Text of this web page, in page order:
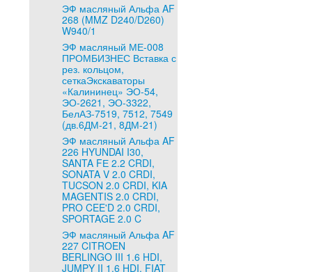
ЭФ масляный Альфа AF
268 (MMZ D240/D260)
W940/1
ЭФ масляный МЕ-008
ПРОМБИЗНЕС Вставка с
рез. кольцом,
сеткаЭкскаваторы
«Калининец» ЭО-54,
ЭО-2621, ЭО-3322,
БелАЗ-7519, 7512, 7549
(дв.6ДМ-21, 8ДМ-21)
ЭФ масляный Альфа AF
226 HYUNDAI I30,
SANTA FЕ 2.2 CRDI,
SONATA V 2.0 CRDI,
TUCSON 2.0 CRDI, KIA
MAGENTIS 2.0 CRDI,
PRO CEE'D 2.0 CRDI,
SPORTAGE 2.0 C
ЭФ масляный Альфа AF
227 CITROEN
BERLINGO III 1.6 HDI,
JUMPY II 1.6 HDI, FIAT